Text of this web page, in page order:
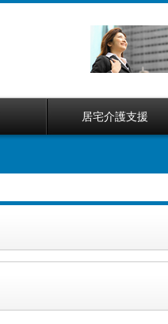
居宅介護支援